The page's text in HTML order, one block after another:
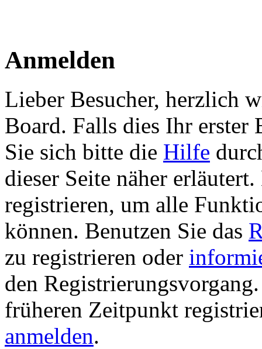
Anmelden
Lieber Besucher, herzlich
Board. Falls dies Ihr erster
Sie sich bitte die Hilfe
dieser Seite näher
registrieren, um alle
können. Benutzen Sie das
zu registrieren oder
den
früheren Zeitpunkt
anmelden.